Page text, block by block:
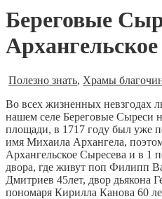
Береговые
Полезно знать, Храмы
Во всех жизненных невзгодах
нашем селе Береговые Сыреси
площади, в 1717 году был уже
имя Михаила Архангела,
Архангельское Сыресева и в 1
двора, где живут поп Филипп
Дмитриев 45лет, двор дьякона
пономаря Кирилла Канова 60